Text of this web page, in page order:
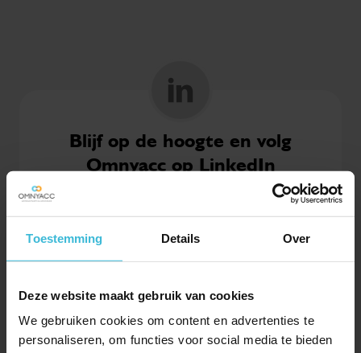
Toestemming Details Over
Deze website maakt gebruik van cookies
We gebruiken cookies om content en advertenties te
personaliseren, om functies voor social media te bieden
Blijf op de hoogte en volg
Omnyacc op LinkedIn
VOLGEN
Al ruim 2.500 ondernemers gingen je voor